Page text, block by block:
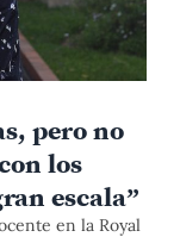
pero no
los
escala”
en la Royal